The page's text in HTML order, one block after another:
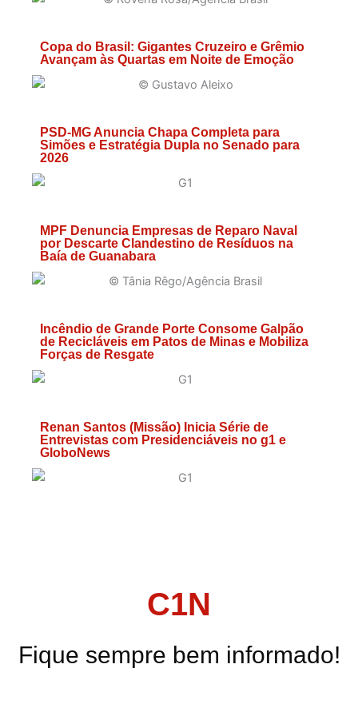
Copa do Brasil: Gigantes Cruzeiro e Grêmio
Avançam às Quartas em Noite de Emoção
PSD-MG Anuncia Chapa Completa para
Simões e Estratégia Dupla no Senado para
2026
MPF Denuncia Empresas de Reparo Naval
por Descarte Clandestino de Resíduos na
Baía de Guanabara
Incêndio de Grande Porte Consome Galpão
de Recicláveis em Patos de Minas e Mobiliza
Forças de Resgate
Renan Santos (Missão) Inicia Série de
Entrevistas com Presidenciáveis no g1 e
GloboNews
C1N
Fique sempre bem informado!